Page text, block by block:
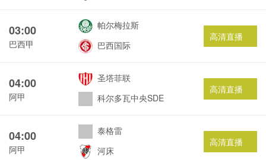
03:00
巴西甲
帕尔梅拉斯
巴西国际
高清直播
04:00
阿甲
圣塔菲联
科尔多瓦中央SDE
高清直播
04:00
阿甲
泰格雷
河床
高清直播